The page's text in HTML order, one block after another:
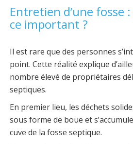
Entretien d’une fosse
ce important ?
Il est rare que des personnes
point. Cette réalité explique
nombre élevé de propriétaires
septiques.
En premier lieu, les déchets
sous forme de boue et
cuve de la fosse septique.